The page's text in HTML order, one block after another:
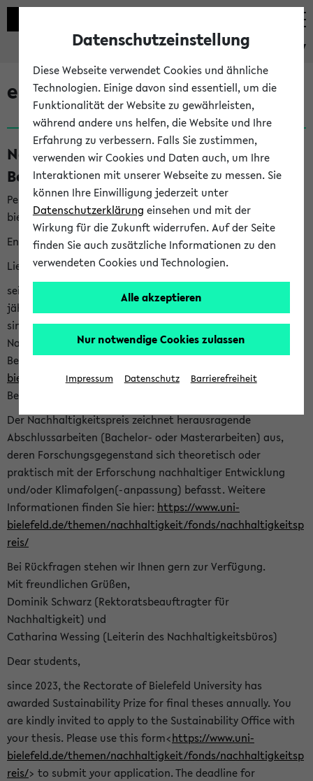
eKVV
eKVV News
Nachhaltigkeitspreis 2026:
Bewerbungsphase gestartet (06.08.26)
Per E-Mail eingestellt von nachhaltigkeitsbuero@uni-
bielefeld.de an den Verteiler 'Alle Studierenden':
English version below
Liebe Studierende,
seit 2023 verleiht das Rektorat der Universität Bielefeld
jährlich den Nachhaltigkeitspreis für Abschlussarbeiten. Sie
sind herzlich eingeladen sich mit Ihrer Abschlussarbeit beim
Nachhaltigkeitsbüro zu bewerben. Bitte nutzen Sie für Ihre
Bewerbung dieses Formular<https://formulare.uni-
bielefeld.de/frontend-server/form/provide/913/>. Die
Bewerbungsfrist endet am 30.09.2026.
Der Nachhaltigkeitspreis zeichnet herausragende
Abschlussarbeiten (Bachelor- oder Masterarbeiten) aus,
deren Forschungsgegenstand sich theoretisch oder
praktisch mit der Erforschung nachhaltiger Entwicklung
und/oder Klimafolgen(-anpassung) befasst. Weitere
Informationen finden Sie hier: https://www.uni-
bielefeld.de/themen/nachhaltigkeit/fonds/nachhaltigkeitsp
reis/
Bei Rückfragen stehen wir Ihnen gern zur Verfügung.
Mit freundlichen Grüßen,
Dominik Schwarz (Rektoratsbeauftragter für
Nachhaltigkeit) und
Catharina Wessing (Leiterin des Nachhaltigkeitsbüros)
Dear students,
since 2023, the Rectorate of Bielefeld University has
awarded Sustainability Prize for final theses annually. You
are kindly invited to apply to the Sustainability Office with
your thesis. Please use this form<https://www.uni-
bielefeld.de/themen/nachhaltigkeit/fonds/nachhaltigkeitsp
reis/> to submit your application. The deadline for
Datenschutzeinstellung
Diese Webseite verwendet Cookies und ähnliche
Technologien. Einige davon sind essentiell, um die
Funktionalität der Website zu gewährleisten,
während andere uns helfen, die Website und Ihre
Erfahrung zu verbessern. Falls Sie zustimmen,
verwenden wir Cookies und Daten auch, um Ihre
Interaktionen mit unserer Webseite zu messen. Sie
können Ihre Einwilligung jederzeit unter
Datenschutzerklärung einsehen und mit der
Wirkung für die Zukunft widerrufen. Auf der Seite
finden Sie auch zusätzliche Informationen zu den
verwendeten Cookies und Technologien.
Alle akzeptieren
Nur notwendige Cookies zulassen
Impressum Datenschutz Barrierefreiheit